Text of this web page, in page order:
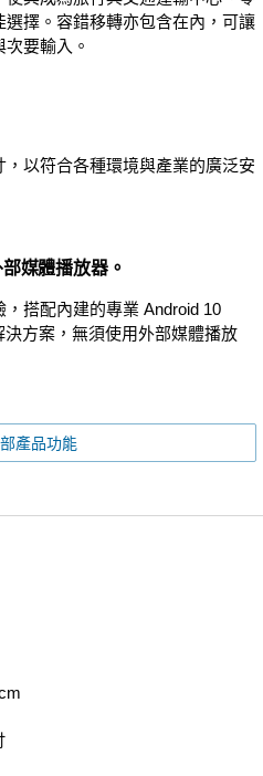
擇。容錯移轉亦包含在內，可讓
要輸入。
以符合各種環境與產業的廣泛安
媒體播放器。
搭配內建的專業 Android 10
方案，無須使用外部媒體播放
產品功能